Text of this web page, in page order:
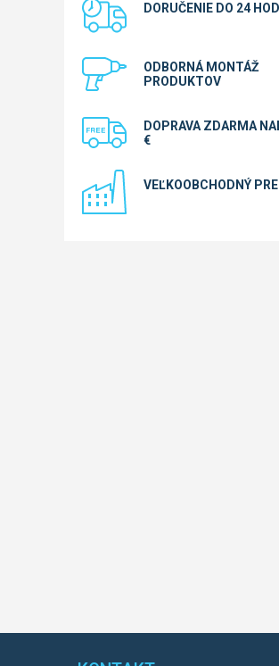
DORUČENIE DO 24
ODBORNÁ MONTÁŽ
PRODUKTOV
DOPRAVA ZDARMA
€
VEĽKOOBCHODNÝ